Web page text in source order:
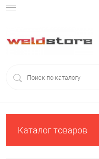
Каталог товаров